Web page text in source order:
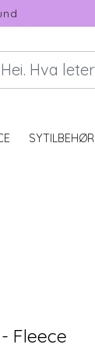
SYTILBEHØR
Fleece